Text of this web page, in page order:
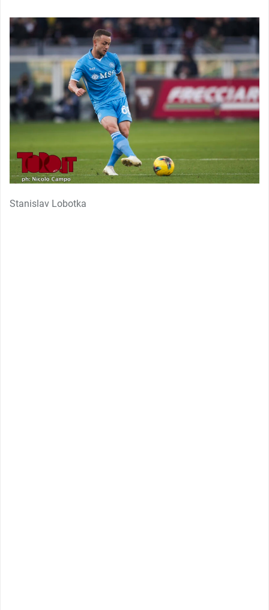
Stanislav Lobotka